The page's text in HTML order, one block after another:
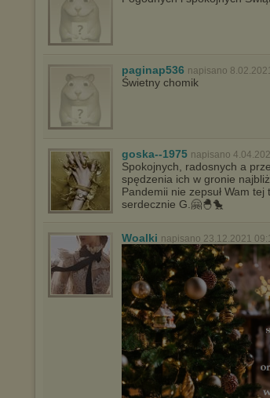
wyświetlona przypadkowo.
Istnieje możliwość zmiany ustawień przeglądarki
sposób uniemożliwiający przechowywanie plików
dokonując odpowiednich zmian w ustawieniach
http://chomikuj.pl/PolitykaPrywatnosci.aspx
paginap536 napisano
Świetny chomik
goska--1975 napisano
Spokojnych, radosnych a
spędzenia ich w gronie
Pandemii nie zepsuł Wam
serdecznie G.🤗🐣🐤
Woalki napisano 23.12.2021